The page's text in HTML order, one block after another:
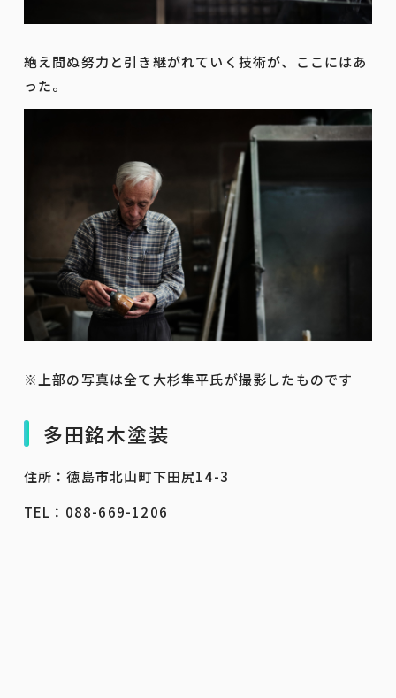
絶え間ぬ努力と引き継がれていく技術が、ここにはあ
った。
※上部の写真は全て大杉隼平氏が撮影したものです
多田銘木塗装
住所：徳島市北山町下田尻14-3
TEL：088-669-1206